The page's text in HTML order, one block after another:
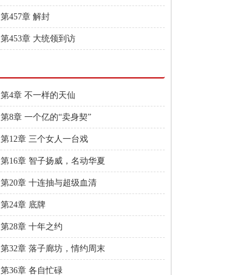
第457章 解封
第453章 大统领到访
第4章 不一样的天仙
第8章 一个亿的“卖身契”
第12章 三个女人一台戏
第16章 智子扬威，名动华夏
第20章 十连抽与超级血清
第24章 底牌
第28章 十年之约
第32章 落子廊坊，情约周末
第36章 各自忙碌